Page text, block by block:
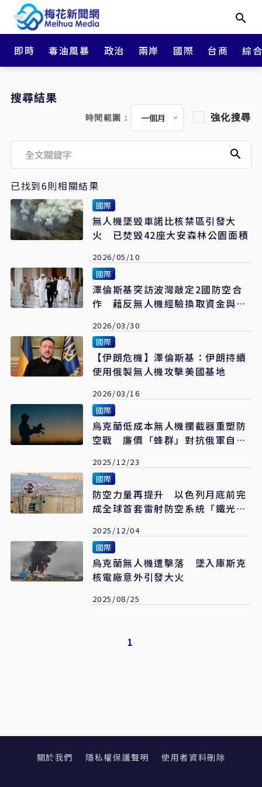
即時 毒油風暴 政治 兩岸 國際 台商 綜
搜尋結果
時間範圍： 強化搜尋
已找到6則相關結果
國際
無人機墜毀車諾比核禁區引發大
火 已焚毀42座大安森林公園面積
2026/05/10
國際
澤倫斯基突訪波灣敲定2國防空合
作 藉反無人機經驗換取資金與能
2026/03/30
國際
【伊朗危機】澤倫斯基：伊朗持續
使用俄製無人機攻擊美國基地
2026/03/16
國際
烏克蘭低成本無人機攔截器重塑防
空戰 廉價「蜂群」對抗俄軍自殺
2025/12/23
國際
防空力量再提升 以色列月底前完
成全球首套雷射防空系統「鐵光
2025/12/04
國際
烏克蘭無人機遭擊落 墜入庫斯克
核電廠意外引發大火
2025/08/25
1
關於我們 隱私權保護聲明 使用者資料刪除